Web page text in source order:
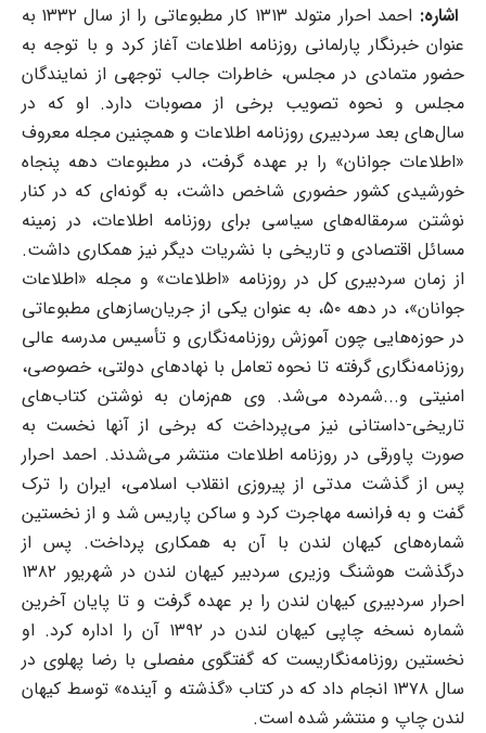
اشاره:
احمد احرار متولد ۱۳۱۳ کار مطبوعاتی را از سال ۱۳۳۲ به
عنوان خبرنگار پارلمانی روزنامه اطلاعات آغاز کرد و با توجه به
حضور متمادی در مجلس، خاطرات جالب ‌توجهی از نمایندگان
مجلس و نحوه تصویب برخی از مصوبات دارد. او که در
سال‌های بعد سردبیری روزنامه اطلاعات و همچنین مجله معروف
«اطلاعات جوانان» را بر عهده گرفت، در مطبوعات دهه پنجاه
خورشیدی کشور حضوری شاخص داشت، به گونه‌ای که در کنار
نوشتن سرمقاله‌های سیاسی برای روزنامه اطلاعات، در زمینه
مسائل اقتصادی و تاریخی با نشریات دیگر نیز همکاری داشت.
از زمان سردبیری کل در روزنامه «اطلاعات» و مجله «اطلاعات
جوانان»، در دهه ۵۰، به ‌عنوان یکی از جریان‌سازهای مطبوعاتی
در حوزه‌هایی چون آموزش روزنامه‌نگاری و تأسیس مدرسه عالی
روزنامه‌نگاری گرفته تا نحوه تعامل با نهادهای دولتی، خصوصی،
امنیتی و...شمرده می‌شد. وی هم‌زمان به نوشتن کتاب‌های
تاریخی-داستانی نیز می‌پرداخت که برخی از آنها نخست به
صورت پاورقی در روزنامه اطلاعات منتشر می‌شدند. احمد احرار
پس از گذشت مدتی از پیروزی انقلاب اسلامی، ایران را ترک
گفت و به فرانسه مهاجرت کرد و ساکن پاریس شد و از نخستین
شماره‌های کیهان لندن با آن به همکاری پرداخت. پس از
درگذشت هوشنگ وزیری سردبیر کیهان لندن در شهریور ۱۳۸۲
احرار سردبیری کیهان لندن را بر عهده گرفت و تا پایان آخرین
شماره‌ نسخه چاپی کیهان لندن در ۱۳۹۲ آن را اداره کرد. او
نخستین روزنامه‌نگاریست که گفتگوی مفصلی با رضا پهلوی در
سال ۱۳۷۸ انجام داد که در کتاب «گذشته و آینده» توسط کیهان
لندن چاپ و منتشر شده است.